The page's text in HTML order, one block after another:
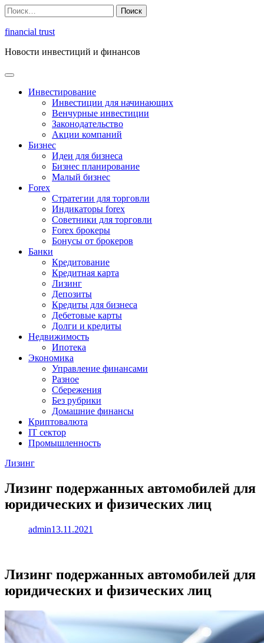
Перейти
к
содержимому
Найти:
financial trust
Новости инвестиций и финансов
Инвестирование
Инвестиции для начинающих
Венчурные инвестиции
Законодательство
Акции компаний
Бизнес
Идеи для бизнеса
Бизнес планирование
Малый бизнес
Forex
Стратегии для торговли
Индикаторы forex
Советники для торговли
Forex брокеры
Бонусы от брокеров
Банки
Кредитование
Кредитная карта
Лизинг
Депозиты
Кредиты для бизнеса
Дебетовые карты
Долги и кредиты
Недвижимость
Ипотека
Экономика
Управление финансами
Разное
Сбережения
Без рубрики
Домашние финансы
Криптовалюта
IT сектор
Промышленность
Лизинг
Лизинг подержанных автомобилей для
юридических и физических лиц
admin13.11.2021
Лизинг подержанных автомобилей для
юридических и физических лиц